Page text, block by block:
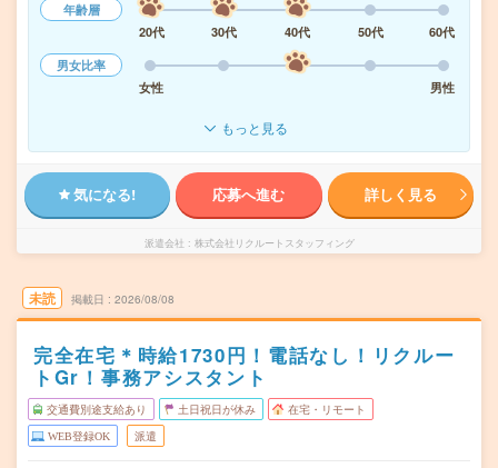
年齢層
20代
30代 40代 50代
60代
男女比率
女性
男性
もっと見る
気になる! 応募へ進む 詳しく見る
派遣会社 株式会社リクルートスタッフィング
未読 掲載日 2026/08/08
完全在宅＊時給1730円！電話なし！リクルー
トGr！事務アシスタント
交通費別途支給あり 土日祝日が休み 在宅・リモート
WEB登録OK 派遣